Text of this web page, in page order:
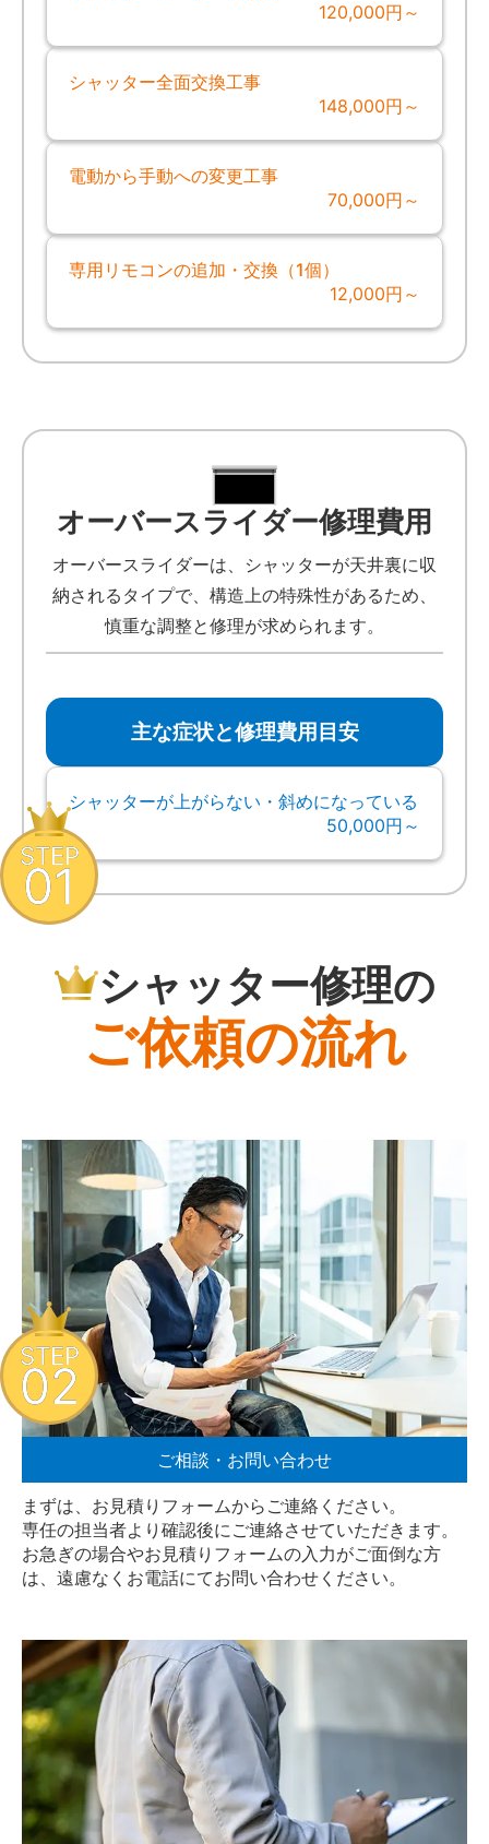
120,000円～
シャッター全面交換工事
148,000円～
電動から手動への変更工事
70,000円～
専用リモコンの追加・交換（1個）
12,000円～
オーバースライダー修理費用
オーバースライダーは、シャッターが天井裏に収
納されるタイプで、構造上の特殊性があるため、
慎重な調整と修理が求められます。
主な症状と修理費用目安
シャッターが上がらない・斜めになっている
50,000円～
シャッター修理の
ご依頼の流れ
STEP
01
ご相談・お問い合わせ
まずは、お見積りフォームからご連絡ください。
専任の担当者より確認後にご連絡させていただきます。
お急ぎの場合やお見積りフォームの入力がご面倒な方
は、遠慮なく お電話にてお問い合わせください。
STEP
02